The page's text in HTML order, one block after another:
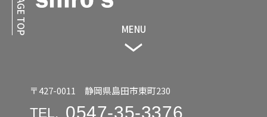
MENU
〒427-0011 静岡県島田市東町230
TEL. 0547-35-3376
PAGE TOP